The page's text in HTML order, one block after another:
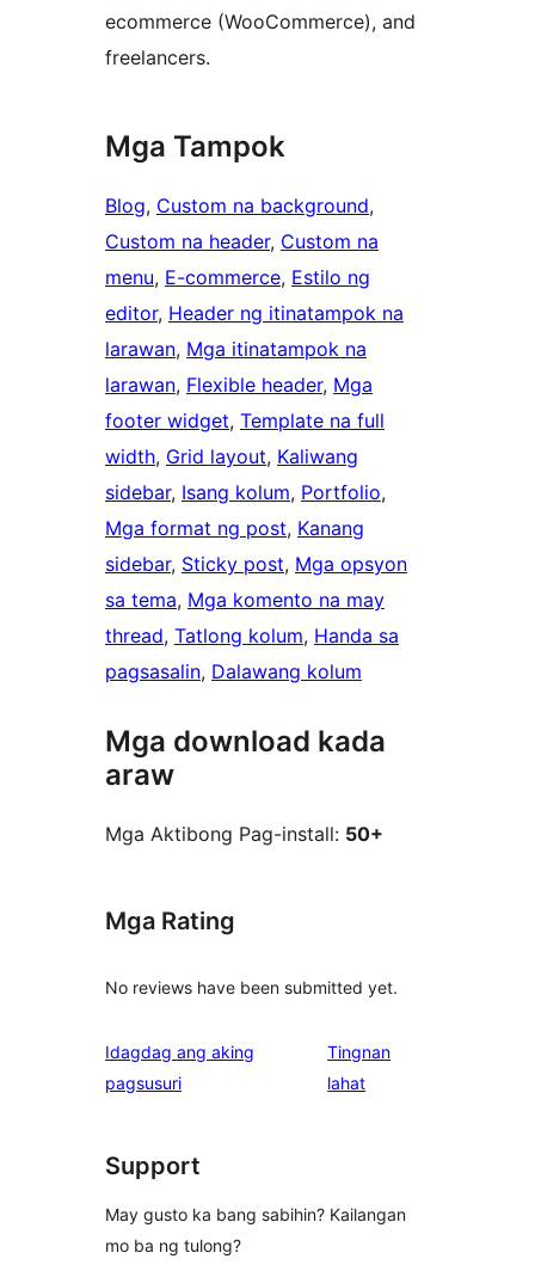
ecommerce (WooCommerce), and
freelancers.
Mga Tampok
Blog, Custom na background
Custom na header, Custom na
menu, E-commerce, Estilo ng
editor, Header ng itinatampok na
larawan, Mga itinatampok na
larawan, Flexible header, Mga
footer widget, Template na full
width, Grid layout, Kaliwang
sidebar, Isang kolum, Portfolio
Mga format ng post, Kanang
sidebar, Sticky post, Mga opsyon
sa tema, Mga komento na may
thread, Tatlong kolum, Handa sa
pagsasalin, Dalawang kolum
Mga download kada
araw
Mga Aktibong Pag-install: 50+
Mga Rating
No reviews have been submitted yet.
Idagdag ang aking
pagsusuri
Tingnan
lahatng
Support
May gusto ka bang sabihin? Kailangan
mo ba ng tulong?